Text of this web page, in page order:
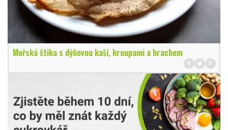
Mořská štika s dýňovou kaší, kroupami a hrachem